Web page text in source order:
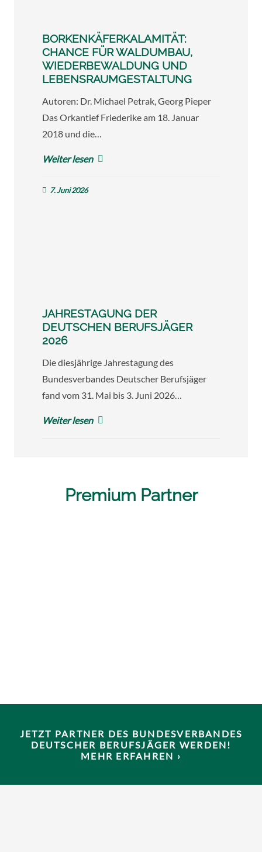
BORKENKÄFERKALAMITÄT:
CHANCE FÜR WALDUMBAU,
WIEDERBEWALDUNG UND
LEBENSRAUMGESTALTUNG
Autoren: Dr. Michael Petrak, Georg Pieper
Das Orkantief Friederike am 18. Januar
2018 und die…
Weiter lesen
7. Juni 2026
JAHRESTAGUNG DER
DEUTSCHEN BERUFSJÄGER
2026
Die diesjährige Jahrestagung des
Bundesverbandes Deutscher Berufsjäger
fand vom 31. Mai bis 3. Juni 2026…
Weiter lesen
Premium Partner
JETZT PARTNER DES BUNDESVERBANDES
DEUTSCHER BERUFSJÄGER WERDEN!
MEHR ERFAHREN ›